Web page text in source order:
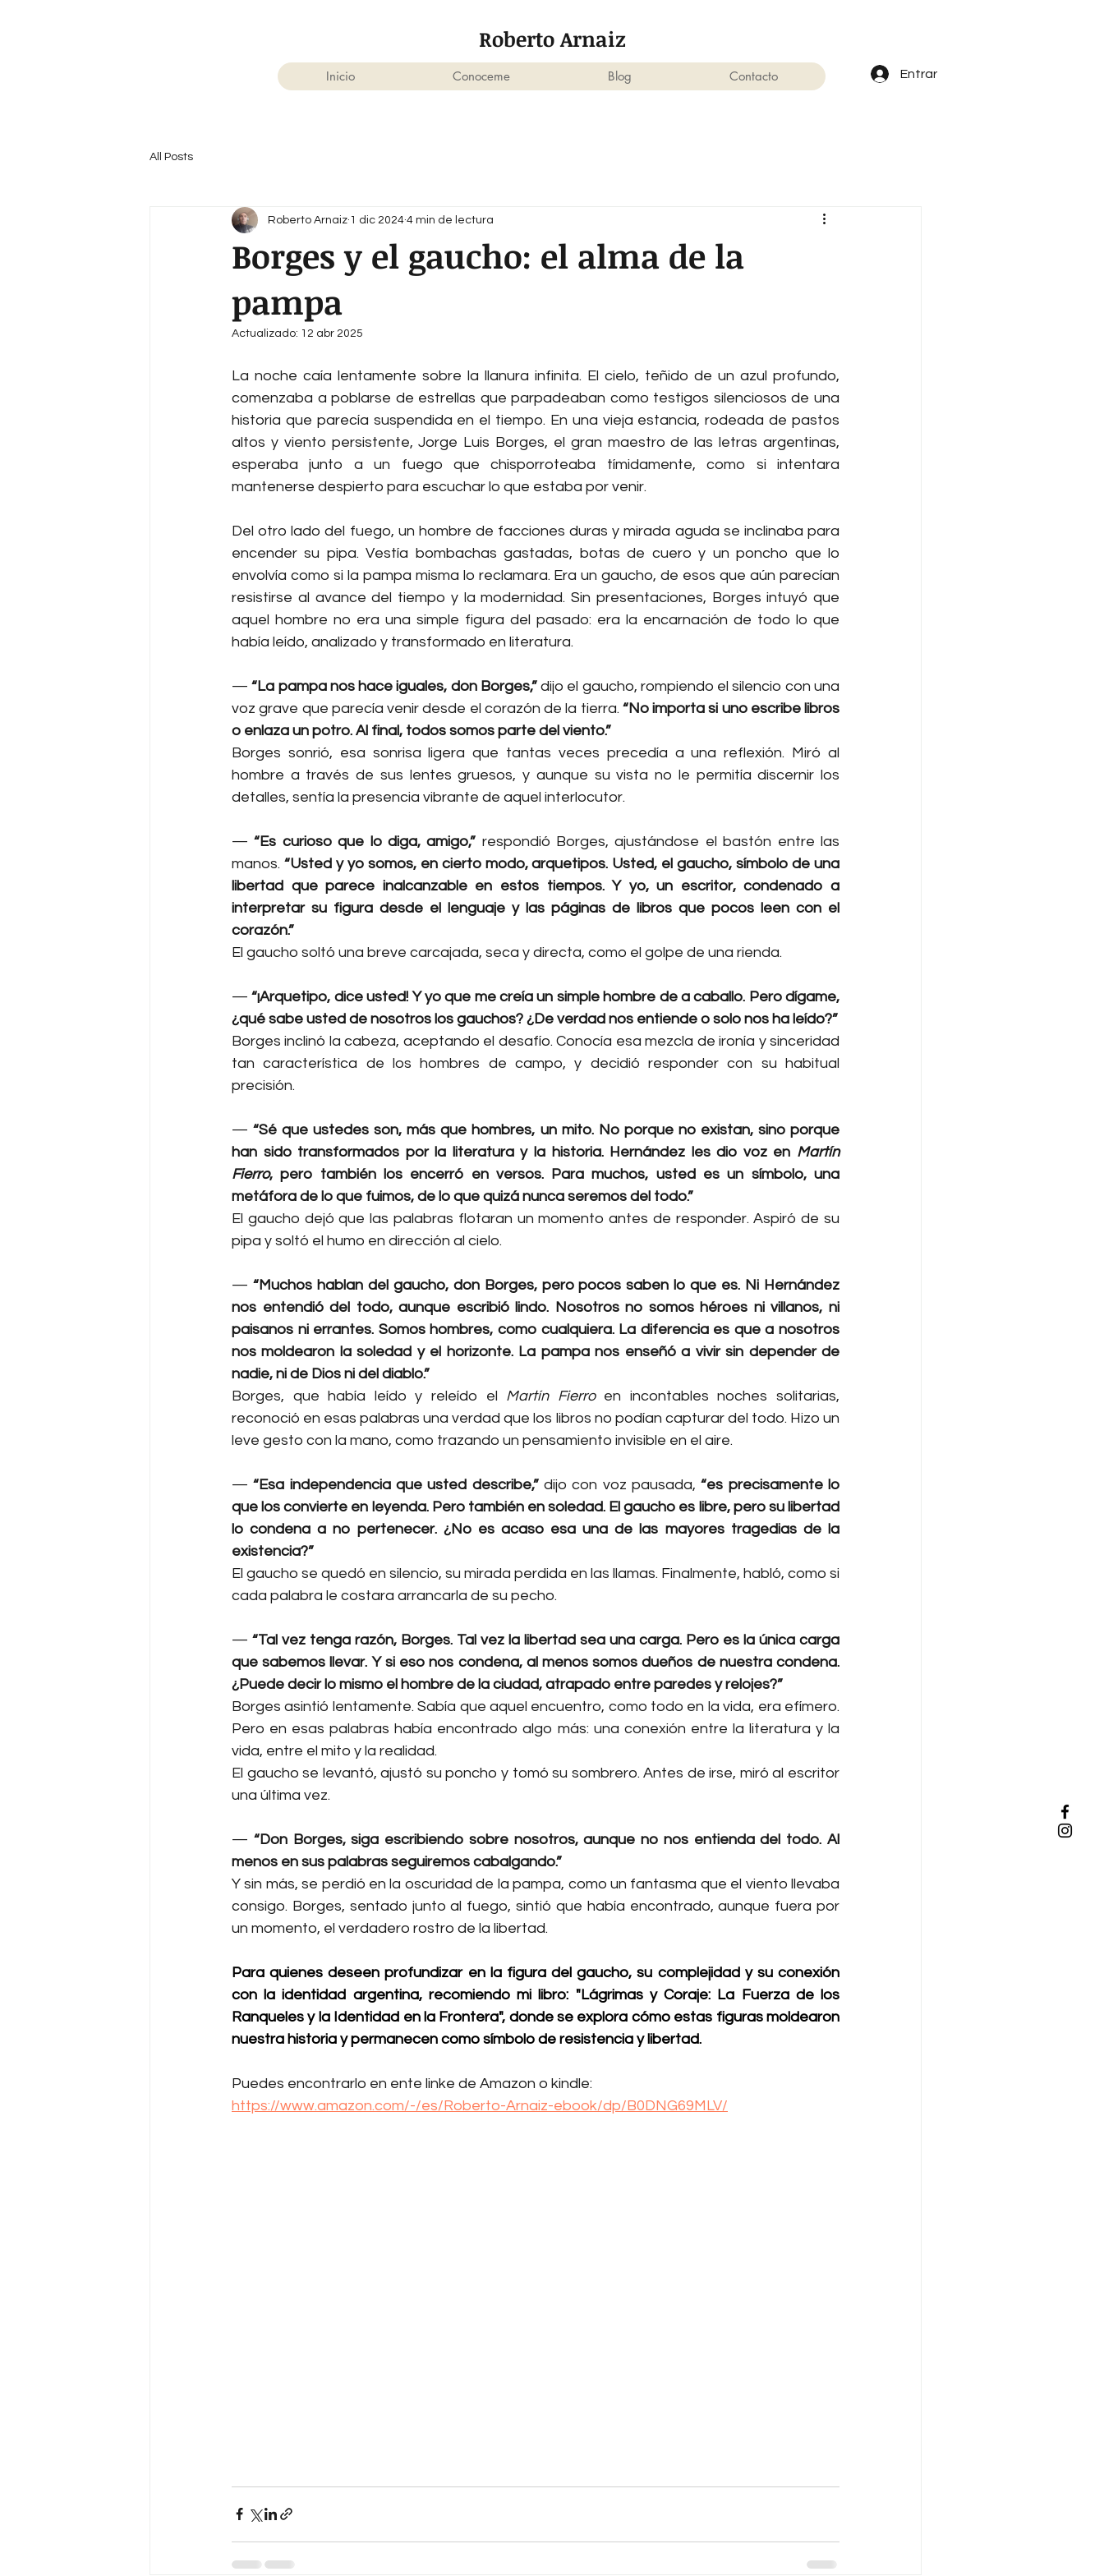
Roberto Arnaiz
Inicio Conoceme Blog Contacto Entrar
All Posts
Borges y el gaucho: el alma de la
pampa
Roberto Arnaiz 1 dic 2024 4 min de lectura
Actualizado: 12 abr 2025
La noche caía lentamente sobre la llanura infinita. El cielo, teñido de un azul profundo,
comenzaba a poblarse de estrellas que parpadeaban como testigos silenciosos de una
historia que parecía suspendida en el tiempo. En una vieja estancia, rodeada de pastos
altos y viento persistente, Jorge Luis Borges, el gran maestro de las letras argentinas,
esperaba junto a un fuego que chisporroteaba tímidamente, como si intentara
mantenerse despierto para escuchar lo que estaba por venir.
Del otro lado del fuego, un hombre de facciones duras y mirada aguda se inclinaba para
encender su pipa. Vestía bombachas gastadas, botas de cuero y un poncho que lo
envolvía como si la pampa misma lo reclamara. Era un gaucho, de esos que aún parecían
resistirse al avance del tiempo y la modernidad. Sin presentaciones, Borges intuyó que
aquel hombre no era una simple figura del pasado: era la encarnación de todo lo que
había leído, analizado y transformado en literatura.
— “La pampa nos hace iguales, don Borges,” dijo el gaucho, rompiendo el silencio con una
voz grave que parecía venir desde el corazón de la tierra. “No importa si uno escribe libros
o enlaza un potro. Al final, todos somos parte del viento.”
Borges sonrió, esa sonrisa ligera que tantas veces precedía a una reflexión. Miró al
hombre a través de sus lentes gruesos, y aunque su vista no le permitía discernir los
detalles, sentía la presencia vibrante de aquel interlocutor.
— “Es curioso que lo diga, amigo,” respondió Borges, ajustándose el bastón entre las
manos. “Usted y yo somos, en cierto modo, arquetipos. Usted, el gaucho, símbolo de una
libertad que parece inalcanzable en estos tiempos. Y yo, un escritor, condenado a
interpretar su figura desde el lenguaje y las páginas de libros que pocos leen con el
corazón.”
El gaucho soltó una breve carcajada, seca y directa, como el golpe de una rienda.
— “¡Arquetipo, dice usted! Y yo que me creía un simple hombre de a caballo. Pero dígame,
¿qué sabe usted de nosotros los gauchos? ¿De verdad nos entiende o solo nos ha leído?”
Borges inclinó la cabeza, aceptando el desafío. Conocía esa mezcla de ironía y sinceridad
tan característica de los hombres de campo, y decidió responder con su habitual
precisión.
— “Sé que ustedes son, más que hombres, un mito. No porque no existan, sino porque
han sido transformados por la literatura y la historia. Hernández les dio voz en Martín
Fierro, pero también los encerró en versos. Para muchos, usted es un símbolo, una
metáfora de lo que fuimos, de lo que quizá nunca seremos del todo.”
El gaucho dejó que las palabras flotaran un momento antes de responder. Aspiró de su
pipa y soltó el humo en dirección al cielo.
— “Muchos hablan del gaucho, don Borges, pero pocos saben lo que es. Ni Hernández
nos entendió del todo, aunque escribió lindo. Nosotros no somos héroes ni villanos, ni
paisanos ni errantes. Somos hombres, como cualquiera. La diferencia es que a nosotros
nos moldearon la soledad y el horizonte. La pampa nos enseñó a vivir sin depender de
nadie, ni de Dios ni del diablo.”
Borges, que había leído y releído el Martín Fierro en incontables noches solitarias,
reconoció en esas palabras una verdad que los libros no podían capturar del todo. Hizo un
leve gesto con la mano, como trazando un pensamiento invisible en el aire.
— “Esa independencia que usted describe,” dijo con voz pausada, “es precisamente lo
que los convierte en leyenda. Pero también en soledad. El gaucho es libre, pero su libertad
lo condena a no pertenecer. ¿No es acaso esa una de las mayores tragedias de la
existencia?”
El gaucho se quedó en silencio, su mirada perdida en las llamas. Finalmente, habló, como si
cada palabra le costara arrancarla de su pecho.
— “Tal vez tenga razón, Borges. Tal vez la libertad sea una carga. Pero es la única carga
que sabemos llevar. Y si eso nos condena, al menos somos dueños de nuestra condena.
¿Puede decir lo mismo el hombre de la ciudad, atrapado entre paredes y relojes?”
Borges asintió lentamente. Sabía que aquel encuentro, como todo en la vida, era efímero.
Pero en esas palabras había encontrado algo más: una conexión entre la literatura y la
vida, entre el mito y la realidad.
El gaucho se levantó, ajustó su poncho y tomó su sombrero. Antes de irse, miró al escritor
una última vez.
— “Don Borges, siga escribiendo sobre nosotros, aunque no nos entienda del todo. Al
menos en sus palabras seguiremos cabalgando.”
Y sin más, se perdió en la oscuridad de la pampa, como un fantasma que el viento llevaba
consigo. Borges, sentado junto al fuego, sintió que había encontrado, aunque fuera por
un momento, el verdadero rostro de la libertad.
Para quienes deseen profundizar en la figura del gaucho, su complejidad y su conexión
con la identidad argentina, recomiendo mi libro: "Lágrimas y Coraje: La Fuerza de los
Ranqueles y la Identidad en la Frontera", donde se explora cómo estas figuras moldearon
nuestra historia y permanecen como símbolo de resistencia y libertad.
Puedes encontrarlo en ente linke de Amazon o kindle:
https://www.amazon.com/-/es/Roberto-Arnaiz-ebook/dp/B0DNG69MLV/